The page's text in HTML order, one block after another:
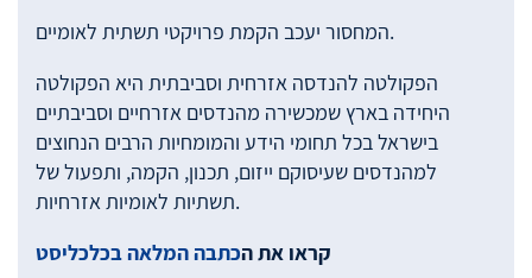
המחסור יעכב הקמת פרויקטי תשתית לאומיים.
הפקולטה להנדסה אזרחית וסביבתית היא הפקולטה
היחידה בארץ שמכשירה מהנדסים אזרחיים וסביבתיים
בישראל בכל תחומי הידע והמומחיות הרבים הנחוצים
למהנדסים שעיסוקם ייזום, תכנון, הקמה, ותפעול של
תשתיות לאומיות אזרחיות.
קראו את הכתבה המלאה בכלכליסט